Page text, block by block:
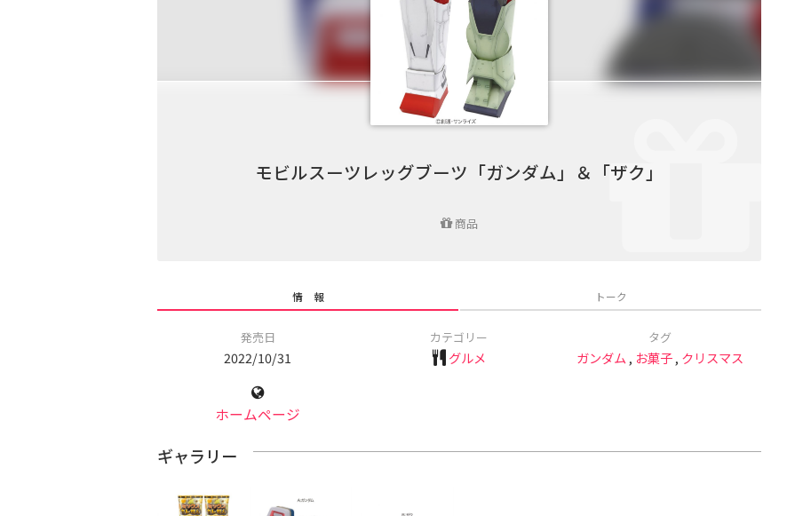
モビルスーツレッグブーツ「ガンダム」＆「ザク」
商品
情 報 トーク
発売日
2022/10/31
カテゴリー
グルメ
タグ
ガンダム , お菓子, クリスマス
ホームページ
ギャラリー